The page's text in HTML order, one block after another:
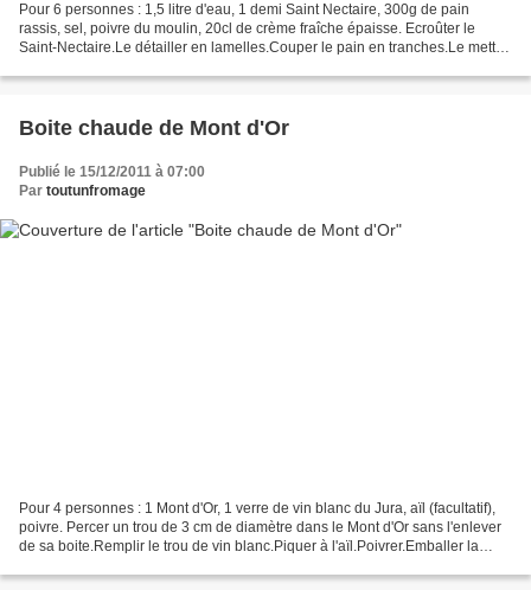
Pour 6 personnes : 1,5 litre d'eau, 1 demi Saint Nectaire, 300g de pain
rassis, sel, poivre du moulin, 20cl de crème fraîche épaisse. Ecroûter le
Saint-Nectaire.Le détailler en lamelles.Couper le pain en tranches.Le mettre
Boite chaude de Mont d'Or
Publié le 15/12/2011 à 07:00
Par toutunfromage
Pour 4 personnes : 1 Mont d'Or, 1 verre de vin blanc du Jura, aïl (facultatif),
poivre. Percer un trou de 3 cm de diamètre dans le Mont d'Or sans l'enlever
de sa boite.Remplir le trou de vin blanc.Piquer à l'aïl.Poivrer.Emballer la